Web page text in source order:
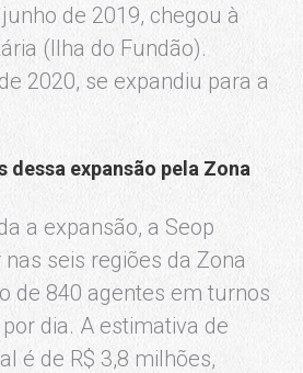
de 2019, chegou à
(Ilha do Fundão).
2020, se expandiu para a
dessa expansão pela Zona
a expansão, a Seop
seis regiões da Zona
de 840 agentes em turnos
dia. A estimativa de
é de R$ 3,8 milhões,